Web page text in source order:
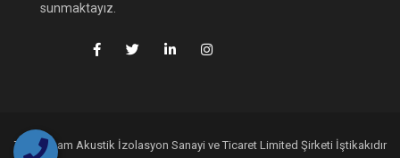
sunmaktayız.
Teknofoam Akustik İzolasyon Sanayi ve Ticaret Limited Şirketi İştikakıdır